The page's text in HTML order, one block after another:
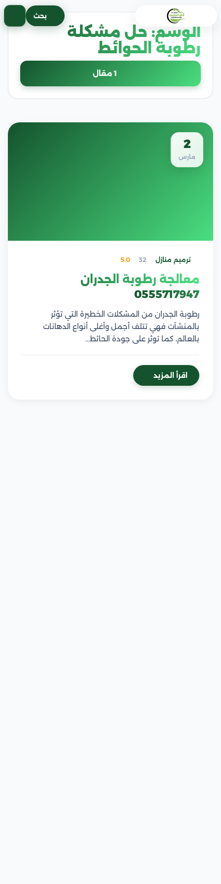
بحث
الوسم: حل مشكلة
رطوبة الحوائط
1 مقال
2
مارس
ترميم منازل 32
5.0
معالجة رطوبة الجدران
0555717947
رطوبة الجدران من المشكلات الخطيرة التي تؤثر
بالمنشآت فهي تتلف أجمل وأغلى أنواع الدهانات
بالعالم، كما توثر على جودة الحائط…
اقرأ المزيد